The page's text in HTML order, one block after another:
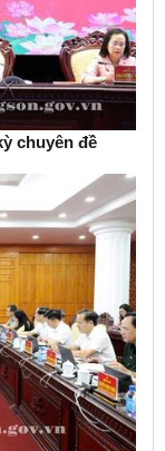
chuyên đề